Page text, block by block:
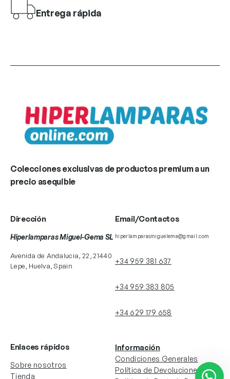
Entrega rápida
Colecciones exclusivas de productos premium a un
precio asequible
Dirección
Hiperlamparas Miguel-Gema SL
Avenida de Andalucia, 22, 21440
Lepe, Huelva, Spain
Email/Contactos
hiperlamparasmiguelema@gmail.com
+34 959 381 637
+34 959 383 805
+34 629 179 658
Enlaces rápidos
Sobre nosotros
Tienda
Información
Condiciones Generales
Política de Devoluciones